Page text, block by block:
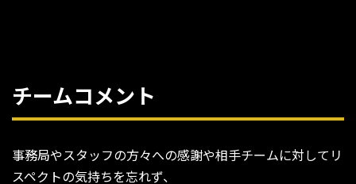
チームコメント
事務局やスタッフの方々への感謝や相手チームに対してリ
スペクトの気持ちを忘れず、